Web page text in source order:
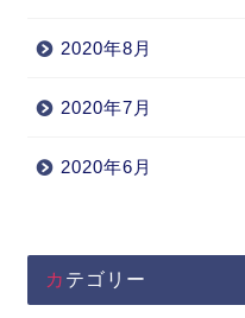
2020年8月
2020年7月
2020年6月
カテゴリー